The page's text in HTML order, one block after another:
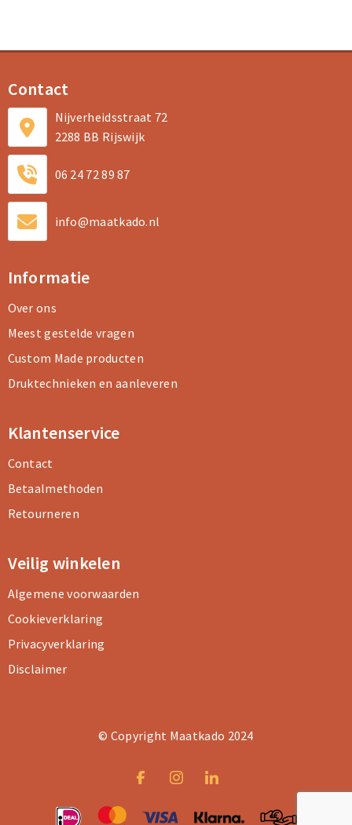
Contact
Nijverheidsstraat 72
2288 BB Rijswijk
06 24 72 89 87
info@maatkado.nl
Informatie
Over ons
Meest gestelde vragen
Custom Made producten
Druktechnieken en aanleveren
Klantenservice
Contact
Betaalmethoden
Retourneren
Veilig winkelen
Algemene voorwaarden
Cookieverklaring
Privacyverklaring
Disclaimer
© Copyright Maatkado 2024